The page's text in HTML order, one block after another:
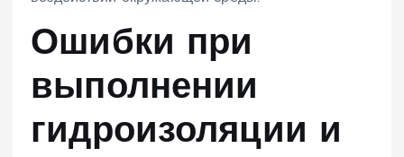
Ошибки при
выполнении
гидроизоляции и